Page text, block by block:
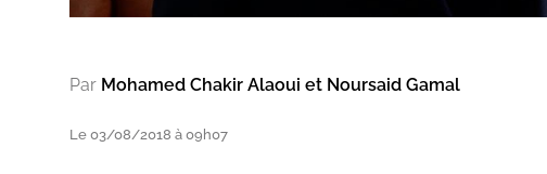
Par Mohamed Chakir Alaoui et Noursaid Gamal
Le 03/08/2018 à 09h07